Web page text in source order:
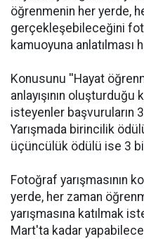
öğrenmenin her yerde,
gerçekleşebileceğini
kamuoyuna anlatılması
Konusunu ''Hayat
anlayışının oluşturduğu
isteyenler başvuruların
Yarışmada birincilik
üçüncülük ödülü ise 3
Fotoğraf yarışmasının
yerde, her zaman
yarışmasına katılmak
Mart'ta kadar